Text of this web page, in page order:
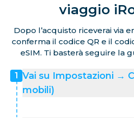
viaggio
Dopo l’acquisto riceverai via
conferma il codice QR e il
eSIM. Ti basterà seguire la
1 Vai su Impostazioni →
mobili)